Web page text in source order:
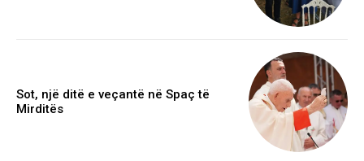
Sot, një ditë e veçantë në Spaç të
Mirditës